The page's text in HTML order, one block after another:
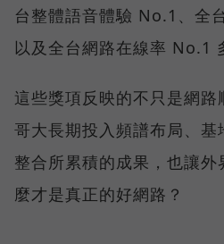
台整體語音體驗 No.1、全
以及全台網路在線率 No.1
這些獎項反映的不只是網
哥大長期投入頻譜布局、
整合所累積的成果，也讓
麼才是真正的好網路？